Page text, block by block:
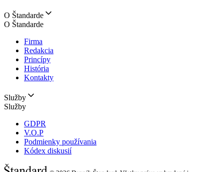
O Štandarde
O Štandarde
Firma
Redakcia
Princípy
História
Kontakty
Služby
Služby
GDPR
V.O.P
Podmienky používania
Kódex diskusií